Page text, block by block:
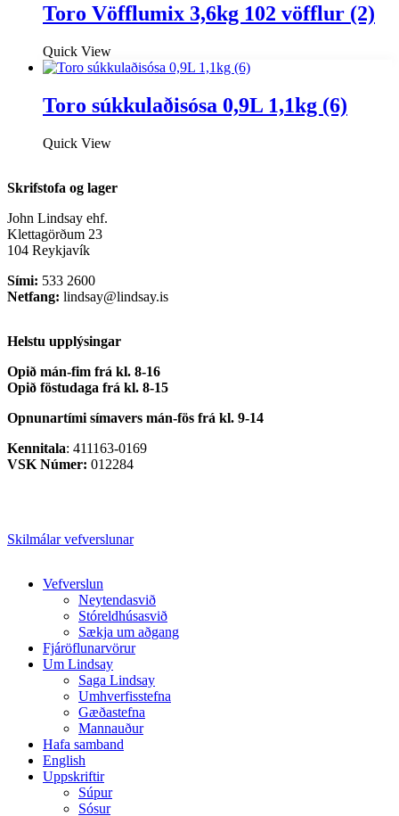
Toro Vöfflumix 3,6kg 102 vöfflur (2)
Quick View
Toro súkkulaðisósa 0,9L 1,1kg (6)
Quick View
Skrifstofa og lager
John Lindsay ehf.
Klettagörðum 23
104 Reykjavík
Sími: 533 2600
Netfang: lindsay@lindsay.is
Helstu upplýsingar
Opið mán-fim frá kl. 8-16
Opið föstudaga frá kl. 8-15
Opnunartími símavers mán-fös frá kl. 9-14
Kennitala: 411163-0169
VSK Númer: 012284
Skilmálar vefverslunar
Close
Vefverslun
Neytendasvið
Stóreldhúsasvið
Sækja um aðgang
Fjáröflunarvörur
Um Lindsay
Saga Lindsay
Umhverfisstefna
Gæðastefna
Mannauður
Hafa samband
English
Uppskriftir
Súpur
Sósur